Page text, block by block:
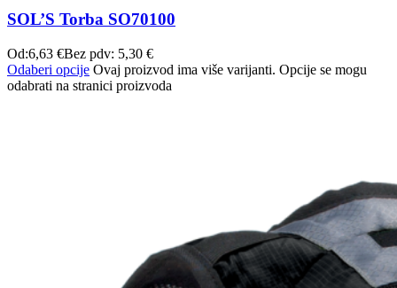
SOL’S Torba SO70100
Od:6,63 €Bez pdv: 5,30 €
Odaberi opcije Ovaj proizvod ima više varijanti. Opcije se mogu
odabrati na stranici proizvoda